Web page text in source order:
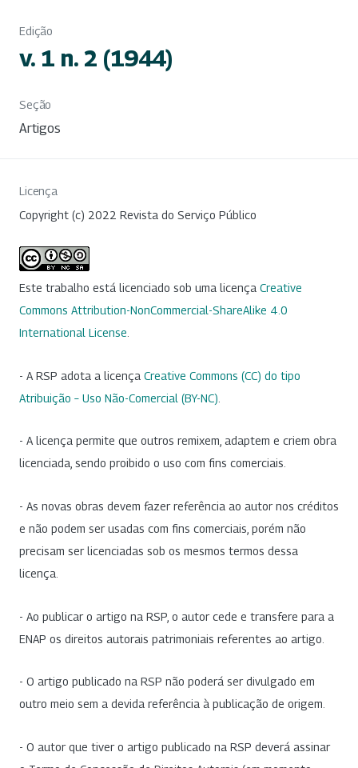
Edição
v. 1 n. 2 (1944)
Seção
Artigos
Licença
Copyright (c) 2022 Revista do Serviço Público
Este trabalho está licenciado sob uma licença Creative
Commons Attribution-NonCommercial-ShareAlike 4.0
International License
- A RSP adota a licença Creative Commons (CC) do tipo
Atribuição – Uso Não-Comercial (BY-NC)
- A licença permite que outros remixem, adaptem e criem obra
licenciada, sendo proibido o uso com fins comerciais.
- As novas obras devem fazer referência ao autor nos créditos
e não podem ser usadas com fins comerciais, porém não
precisam ser licenciadas sob os mesmos termos dessa
licença.
- Ao publicar o artigo na RSP, o autor cede e transfere para a
ENAP os direitos autorais patrimoniais referentes ao artigo.
- O artigo publicado na RSP não poderá ser divulgado em
outro meio sem a devida referência à publicação de origem.
- O autor que tiver o artigo publicado na RSP deverá assinar